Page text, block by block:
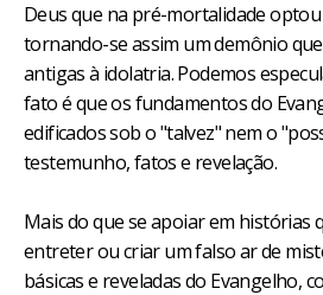
Deus que na pré-mortalidade
tornando-se assim um demônio
antigas à idolatria. Podemos
fato é que os fundamentos do
edificados sob o "talvez" nem o
testemunho, fatos e revelação.
Mais do que se apoiar em histórias
entreter ou criar um falso ar de
básicas e reveladas do Evangelho,